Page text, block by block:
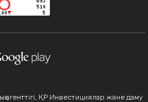
агенттігі, ҚР Инвестициялар және даму